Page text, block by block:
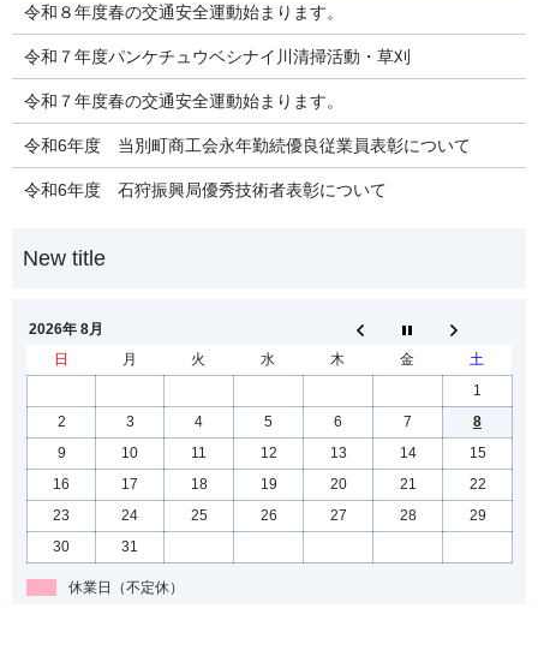
令和８年度春の交通安全運動始まります。
令和７年度パンケチュウベシナイ川清掃活動・草刈
令和７年度春の交通安全運動始まります。
令和6年度 当別町商工会永年勤続優良従業員表彰について
令和6年度 石狩振興局優秀技術者表彰について
2026年 8月
日
月 火 水 木 金
土
1
2
3 4 5 6 7
8
9
10 11 12 13 14
15
16
17 18 19 20 21
22
23
24 25 26 27 28
29
30
31
休業日（不定休）